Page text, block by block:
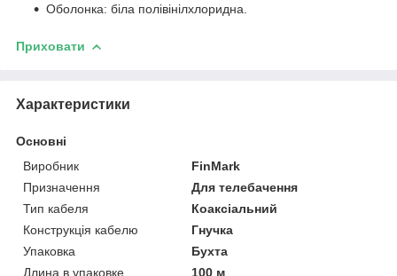
Оболонка: біла полівінілхлоридна.
Приховати
Характеристики
Основні
Виробник
FinMark
Призначення
Для телебачення
Тип кабеля
Коаксіальний
Конструкція кабелю
Гнучка
Упаковка
Бухта
Длина в упаковке
100 м